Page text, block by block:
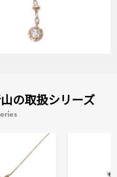
の取扱シリーズ